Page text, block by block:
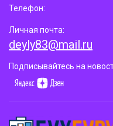
Телефон:
Личная почта:
deyly83@mail.ru
Подписывайтесь на